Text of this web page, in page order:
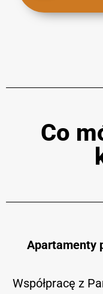
Co
Apartamenty
Współpracę z